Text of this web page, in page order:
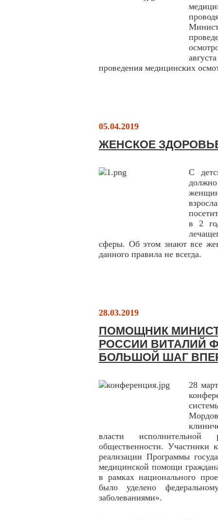
проведения медицинских
05.04.2019
ЖЕНСКОЕ
С
в 2
сферы. Об этом знают все
данного правила не всегда.
28.03.2019
ПОМОЩНИК
РОССИИ ВИТАЛИЙ
БОЛЬШОЙ ШАГ
28
власти
общественности. Участники
реализации Программы
медицинской помощи
в рамках национального
было уделено
заболеваниями».